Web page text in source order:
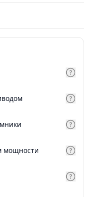
мощности